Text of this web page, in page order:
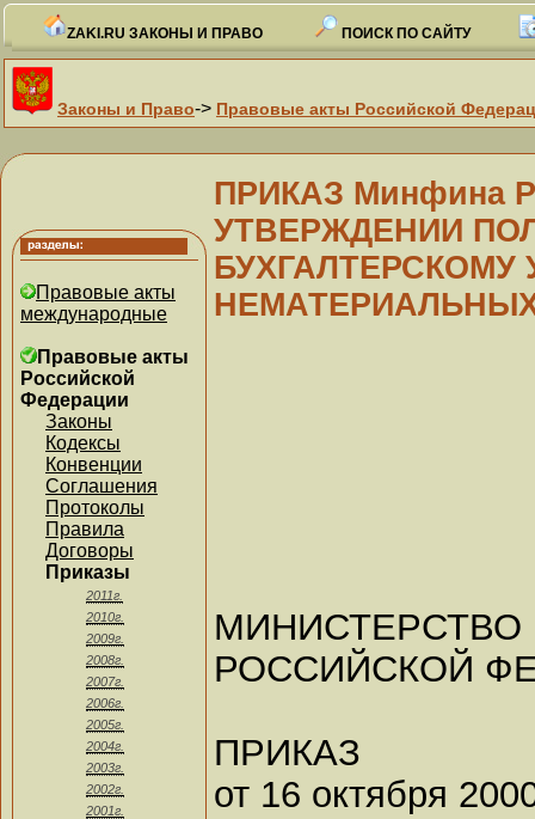
ZAKI.RU ЗАКОНЫ И ПРАВО ПОИСК ПО САЙТУ
Законы и Право-> Правовые акты Российской
Правовые акты
международные
Правовые акты
Российской
Федерации
Законы
Кодексы
Конвенции
Соглашения
Протоколы
Правила
Договоры
Приказы
2011г.
2010г.
2009г.
2008г.
2007г.
2006г.
2005г.
2004г.
2003г.
2002г.
2001г.
ПРИКАЗ Минфина
УТВЕРЖДЕНИИ
БУХГАЛТЕРСКОМУ
НЕМАТЕРИАЛЬНЫХ
РОССИЙСКОЙ
ПРИКАЗ
от 16 октября